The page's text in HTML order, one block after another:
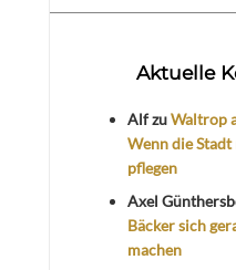
Aktuelle
AlfzuWaltrop
Wenn die
pflegen
Axel
Bäcker sich
machen